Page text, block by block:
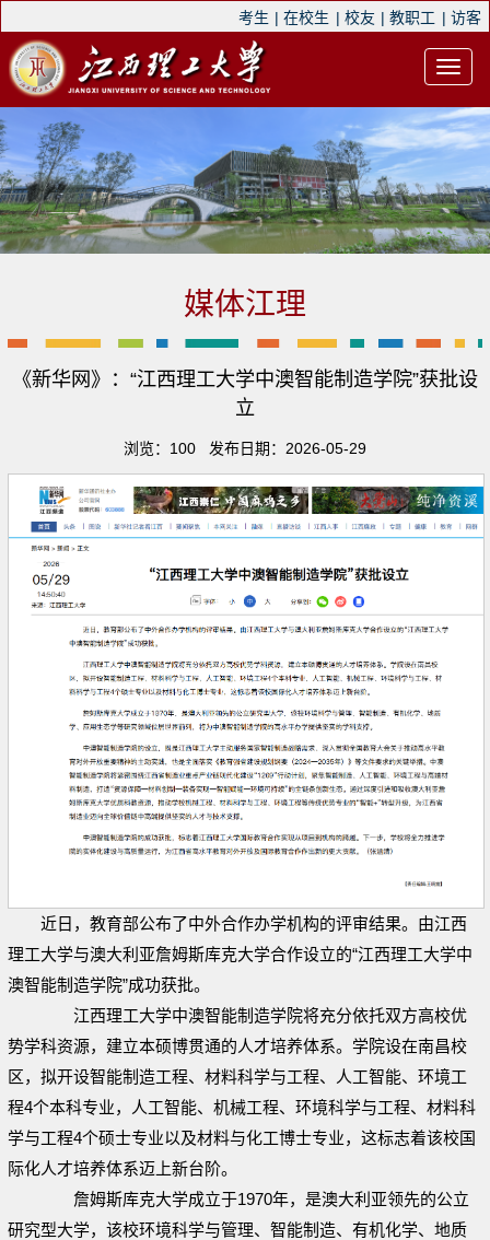
考生 | 在校生 | 校友 | 教职工 | 访客
媒体江理
《新华网》：“江西理工大学中澳智能制造学院”获批设
立
浏览： 100 发布日期：2026-05-29
近日，教育部公布了中外合作办学机构的评审结果。由江西
理工大学与澳大利亚詹姆斯库克大学合作设立的“江西理工大学中
澳智能制造学院”成功获批。
江西理工大学中澳智能制造学院将充分依托双方高校优
势学科资源，建立本硕博贯通的人才培养体系。学院设在南昌校
区，拟开设智能制造工程、材料科学与工程、人工智能、环境工
程4个本科专业，人工智能、机械工程、环境科学与工程、材料科
学与工程4个硕士专业以及材料与化工博士专业，这标志着该校国
际化人才培养体系迈上新台阶。
詹姆斯库克大学成立于1970年，是澳大利亚领先的公立
研究型大学，该校环境科学与管理、智能制造、有机化学、地质